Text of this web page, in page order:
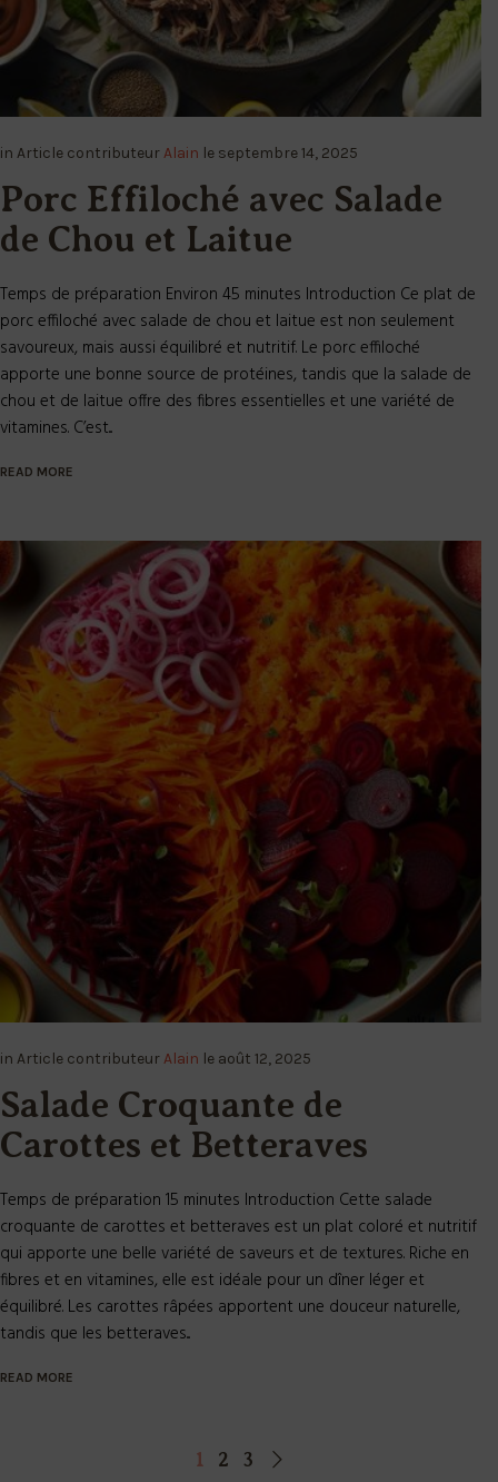
in Article contributeurAlain le septembre 14, 2025
Porc Effiloché avec Salade
de Chou et Laitue
Temps de préparation Environ 45 minutes Introduction Ce plat de
porc effiloché avec salade de chou et laitue est non seulement
savoureux, mais aussi équilibré et nutritif. Le porc effiloché
apporte une bonne source de protéines, tandis que la salade de
chou et de laitue offre des fibres essentielles et une variété de
vitamines. C’est...
READ MORE
in Article contributeurAlain le août 12, 2025
Salade Croquante de
Carottes et Betteraves
Temps de préparation 15 minutes Introduction Cette salade
croquante de carottes et betteraves est un plat coloré et nutritif
qui apporte une belle variété de saveurs et de textures. Riche en
fibres et en vitamines, elle est idéale pour un dîner léger et
équilibré. Les carottes râpées apportent une douceur naturelle,
tandis que les betteraves...
READ MORE
1 2 3